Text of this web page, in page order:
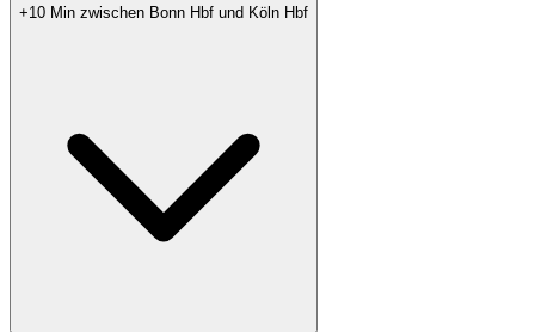
+10 Min zwischen Bonn Hbf und Köln Hbf